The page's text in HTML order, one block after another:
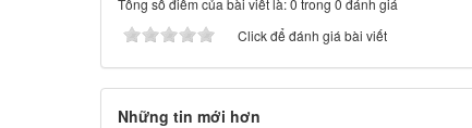
Click để đánh giá bài viết
Những tin mới hơn